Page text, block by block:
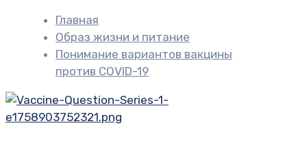
Главная
Образ жизни и питание
Понимание вариантов вакцины
против COVID-19